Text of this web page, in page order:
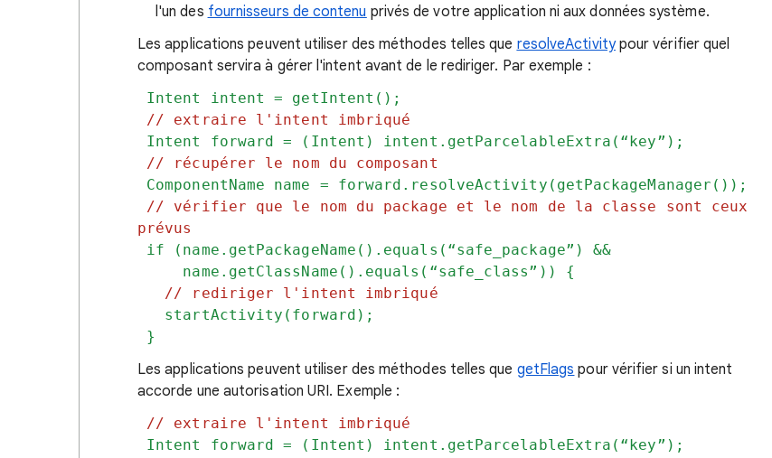
l'un des fournisseurs de contenu privés de votre application ni aux données système.
Les applications peuvent utiliser des méthodes telles que resolveActivitypour vérifier quel
composant servira à gérer l'intent avant de le rediriger. Par exemple :
Intent intent = getIntent();
// extraire l'intent imbriqué
Intent forward = (Intent) intent.getParcelableExtra(“key”);
// récupérer le nom du composant
ComponentName name = forward.resolveActivity(getPackageManager());
// vérifier que le nom du package et le nom de la classe sont ceux
prévus
if (name.getPackageName().equals(“safe_package”) &&
name.getClassName().equals(“safe_class”)) {
// rediriger l'intent imbriqué
startActivity(forward);
}
Les applications peuvent utiliser des méthodes telles que getFlags pour vérifier si un intent
accorde une autorisation URI. Exemple :
// extraire l'intent imbriqué
Intent forward = (Intent) intent.getParcelableExtra(“key”);